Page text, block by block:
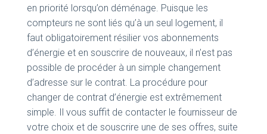
en priorité lorsqu’on déménage. Puisque les
compteurs ne sont liés qu’à un seul logement, il
faut obligatoirement résilier vos abonnements
d’énergie et en souscrire de nouveaux, il n’est pas
possible de procéder à un simple changement
d’adresse sur le contrat. La procédure pour
changer de contrat d’énergie est extrêmement
simple. Il vous suffit de contacter le fournisseur de
votre choix et de souscrire une de ses offres, suite